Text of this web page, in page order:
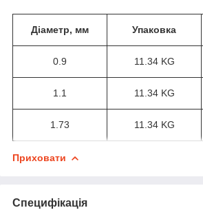
Діаметр, мм Упаковка
0.9 11.34 KG
1.1 11.34 KG
1.73 11.34 KG
Приховати
Специфікація